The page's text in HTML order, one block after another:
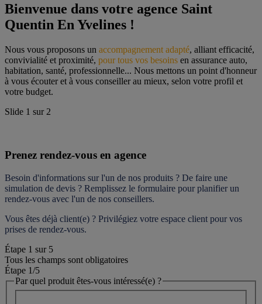
Bienvenue dans votre agence Saint
Quentin En Yvelines !
Nous vous proposons un accompagnement adapté, alliant efficacité,
convivialité et proximité, pour tous vos besoins en assurance auto,
habitation, santé, professionnelle... Nous mettons un point d'honneur
à vous écouter et à vous conseiller au mieux, selon votre profil et
votre budget.
Slide 1 sur 2
Prenez rendez-vous en agence
Besoin d'informations sur l'un de nos produits ? De faire une
simulation de devis ? Remplissez le formulaire pour planifier un
rendez-vous avec l'un de nos conseillers.
Vous êtes déjà client(e) ? Privilégiez votre espace client pour vos
prises de rendez-vous.
Étape 1 sur 5
Tous les champs sont obligatoires
Étape 1/5
Par quel produit êtes-vous intéressé(e) ?